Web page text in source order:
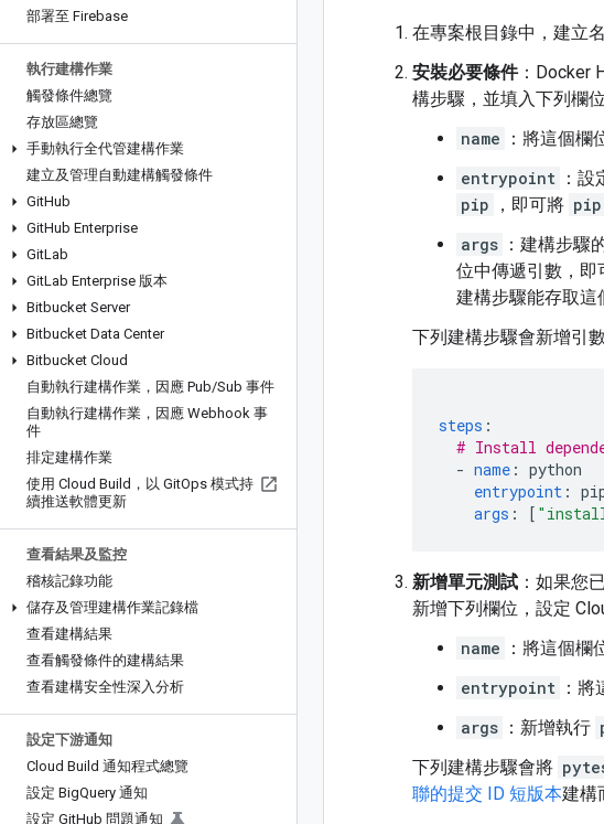
部署至 Firebase
執行建構作業
觸發條件總覽
存放區總覽
手動執行全代管建構作業
建立及管理自動建構觸發條件
GitHub
GitHub Enterprise
GitLab
GitLab Enterprise 版本
Bitbucket Server
Bitbucket Data Center
Bitbucket Cloud
自動執行建構作業，因應 Pub/Sub 事件
自動執行建構作業，因應 Webhook 事
件
排定建構作業
使用 Cloud Build，以 GitOps 模式持
續推送軟體更新
查看結果及監控
稽核記錄功能
儲存及管理建構作業記錄檔
查看建構結果
查看觸發條件的建構結果
查看建構安全性深入分析
設定下游通知
Cloud Build 通知程式總覽
設定 BigQuery 通知
設定 GitHub 問題通知
在專案根目錄中，建立
安裝必要條件：Docker
構步驟，並填入下列欄位
name
：將這個欄
entrypoint ：
pip
，即可將 pip
args ：建構步驟
位中傳遞引數，即
建構步驟能存取這
下列建構步驟會新增引
steps :
# Install
- name : python
entrypoint :
args : [
新增單元測試 ：如果您
新增下列欄位，設定
name
：將這個欄
entrypoint ：
args ：新增執行
下列建構步驟會將
聯的提交 ID 短版本建構